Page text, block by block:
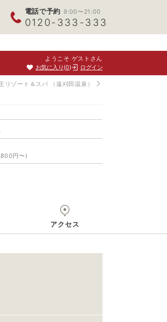
電話で予約 9:00〜21:00
0120-333-333
ようこそ ゲストさん
お気に入り 0 ログイン
リゾート＆スパ
（遠刈田温泉）
円〜)
アクセス